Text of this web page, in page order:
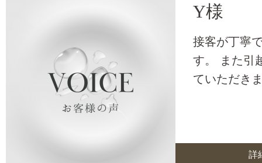
Y様
接客が丁寧
す。 また引
ていただき
詳